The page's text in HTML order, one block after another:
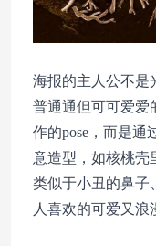
海报的主人公不是
普通通但可可爱爱
作的pose，而是通
意造型，如核桃壳
类似于小丑的鼻子
人喜欢的可爱又浪